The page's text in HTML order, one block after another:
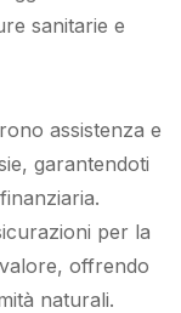
sanitarie e
assistenza e
garantendoti
per la
offrendo
naturali.